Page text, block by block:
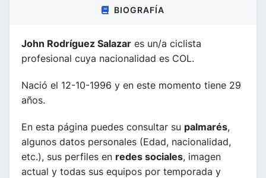
BIOGRAFÍA
John Rodríguez Salazar es un/a ciclista
profesional cuya nacionalidad es COL.
Nació el 12-10-1996 y en este momento tiene 29
años.
En esta página puedes consultar su palmarés,
algunos datos personales (Edad, nacionalidad,
etc.), sus perfiles en redes sociales, imagen
actual y todas sus equipos por temporada y